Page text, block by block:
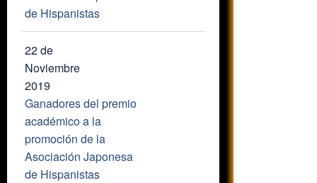
de Hispanistas
22 de
Noviembre
2019
Ganadores del premio
académico a la
promoción de la
Asociación Japonesa
de Hispanistas